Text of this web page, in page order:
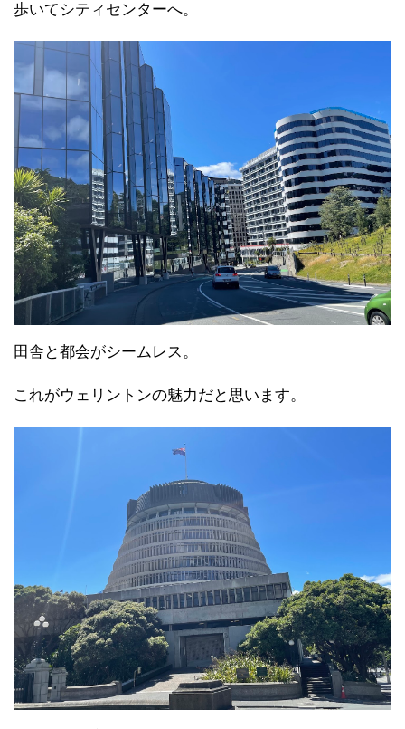
歩いてシティセンターへ。
田舎と都会がシームレス。
これがウェリントンの魅力だと思います。